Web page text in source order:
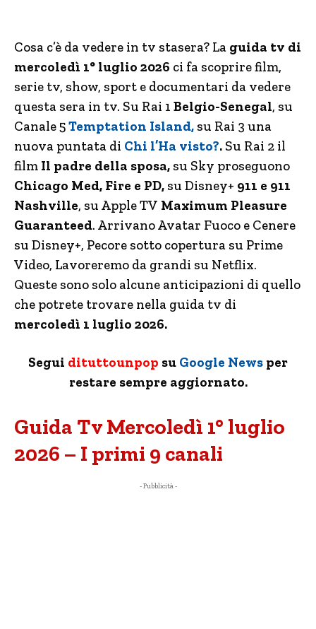
Cosa c’è da vedere in tv stasera? La guida tv di
mercoledì 1° luglio 2026 ci fa scoprire film,
serie tv, show, sport e documentari da vedere
questa sera in tv. Su Rai 1 Belgio-Senegal, su
Canale 5Temptation Island, su Rai 3 una
nuova puntata di Chi l’Ha visto?. Su Rai 2 il
film Il padre della sposa, su Sky proseguono
Chicago Med, Fire e PD, su Disney+ 911 e 911
Nashville, su Apple TV Maximum Pleasure
Guaranteed. Arrivano Avatar Fuoco e Cenere
su Disney+, Pecore sotto copertura su Prime
Video, Lavoreremo da grandi su Netflix.
Queste sono solo alcune anticipazioni di quello
che potrete trovare nella guida tv di
mercoledì 1 luglio 2026.
Segui dituttounpop su Google News per
restare sempre aggiornato.
Guida Tv Mercoledì 1° luglio
2026 – I primi 9 canali
- Pubblicità -